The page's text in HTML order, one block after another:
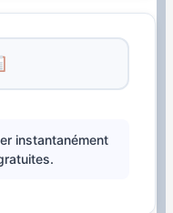
instantanément